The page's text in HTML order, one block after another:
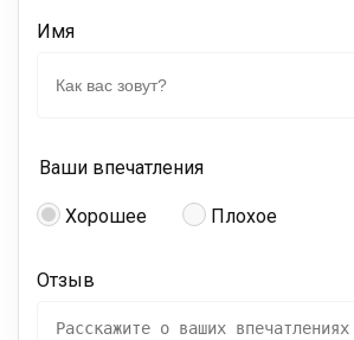
Имя
Ваши впечатления
Хорошее Плохое
Отзыв